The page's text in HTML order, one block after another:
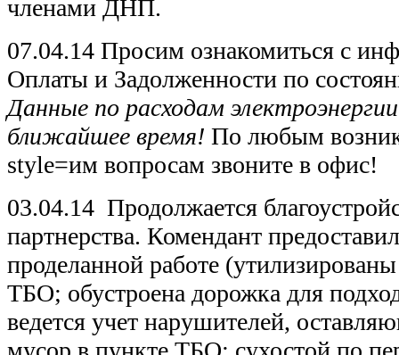
членами ДНП.
07.04.14 Просим ознакомиться с
Оплаты и Задолженности по
Данные по расходам
ближайшее время! По любым
style=им вопросам звоните в офис!
03.04.14 Продолжается
партнерства. Комендант
проделанной работе
ТБО; обустроена дорожка для
ведется учет нарушителей,